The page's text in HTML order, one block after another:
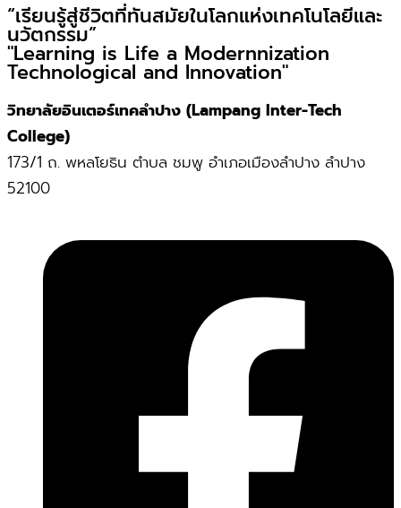
“เรียนรู้สู่ชีวิตที่ทันสมัยในโลกแห่งเทคโนโลยีและ
นวัตกรรม”
"Learning is Life a Modernnization
Technological and Innovation"
วิทยาลัยอินเตอร์เทคลำปาง (Lampang Inter-Tech
College)
173/1 ถ. พหลโยธิน ตำบล ชมพู อำเภอเมืองลำปาง ลำปาง
52100